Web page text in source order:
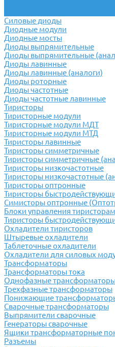
Силовые диоды
Диодные модули
Диодные мосты
Диоды выпрямительные
Диоды выпрямительные
Диоды лавинные
Диоды лавинные (аналоги)
Диоды роторные
Диоды частотные
Диоды частотные лавинные
Тиристоры
Тиристорные модули
Тиристорные модули МДТ
Тиристорные модули МТД
Тиристоры лавинные
Тиристоры симметричные
Тиристоры симметричные
Тиристоры низкочастотные
Тиристоры низкочастотные
Тиристоры оптронные
Тиристоры
Симисторы оптронные
Блоки управления
Тиристоры
Охладители тиристоров
Штыревые охладители
Таблеточные охладители
Охладители для силовых
Трансформаторы
Трансформаторы тока
Однофазные
Трехфазные трансформаторы
Понижающие
Сварочные трансформаторы
Выпрямители сварочные
Генераторы сварочные
Ящики трансформаторные
Разъемы